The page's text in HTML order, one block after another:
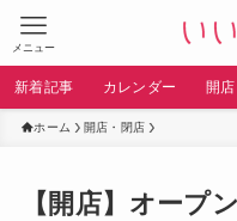
メニュー
新着記事 カレンダー 開
ホーム 開店・閉店
【開店】オープ